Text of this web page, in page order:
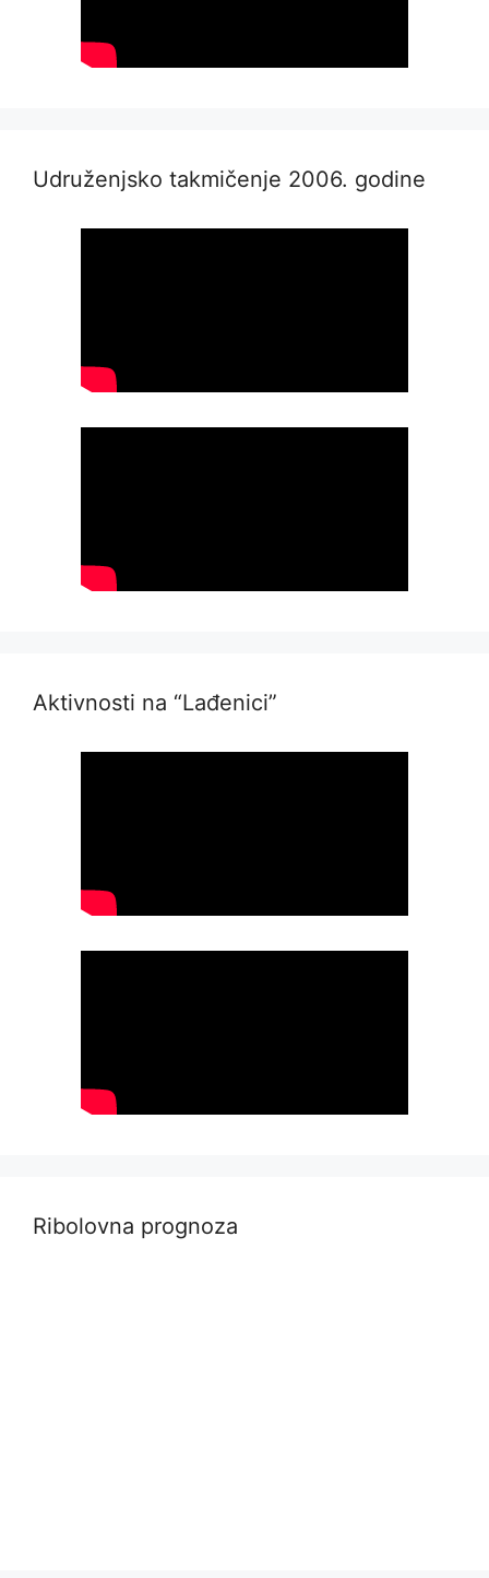
Udruženjsko takmičenje 2006. godine
Aktivnosti na “Lađenici”
Ribolovna prognoza